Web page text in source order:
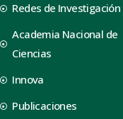
Redes de Investigación
Academia Nacional de
Ciencias
Innova
Publicaciones